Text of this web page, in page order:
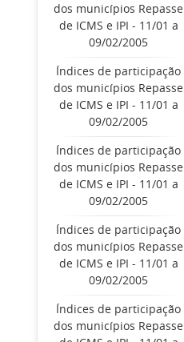
dos municípios Repasse
de ICMS e IPI - 11/01 a
09/02/2005
Índices de participação
dos municípios Repasse
de ICMS e IPI - 11/01 a
09/02/2005
Índices de participação
dos municípios Repasse
de ICMS e IPI - 11/01 a
09/02/2005
Índices de participação
dos municípios Repasse
de ICMS e IPI - 11/01 a
09/02/2005
Índices de participação
dos municípios Repasse